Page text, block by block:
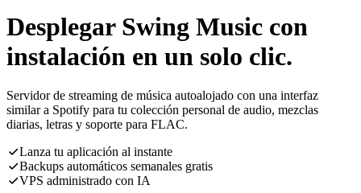
Desplegar Swing Music con
instalación en un solo clic.
Servidor de streaming de música autoalojado con una interfaz
similar a Spotify para tu colección personal de audio, mezclas
diarias, letras y soporte para FLAC.
Lanza tu aplicación al instante
Backups automáticos semanales gratis
VPS administrado con IA